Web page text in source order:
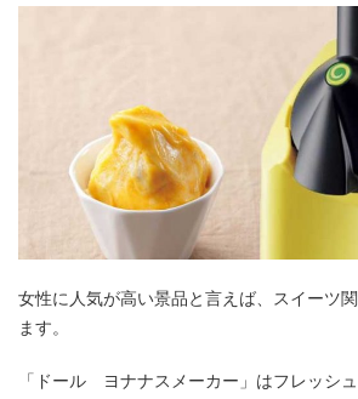
女性に人気が高い景品と言えば、スイーツ
ます。
「ドール ヨナナスメーカー」はフレッシ